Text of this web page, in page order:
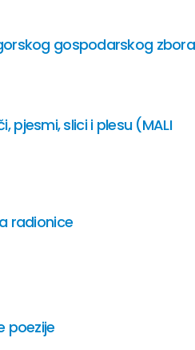
gospodarskog zbora
pjesmi, slici i plesu (MALI
radionice
poezije